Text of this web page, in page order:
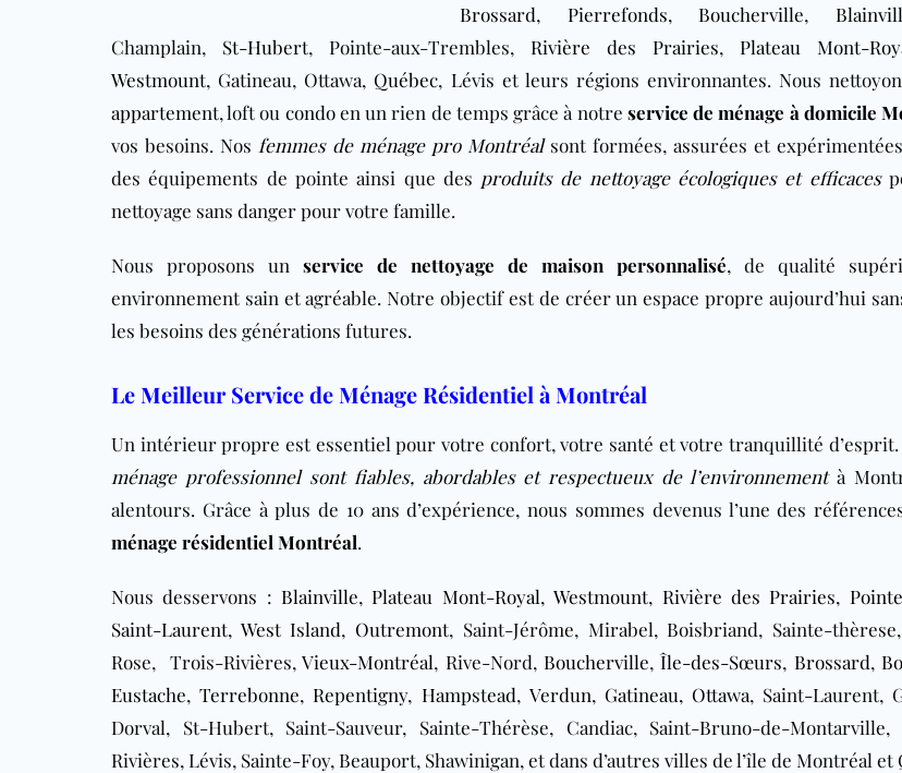
Brossard, Pierrefonds, Boucherville,
Champlain, St-Hubert, Pointe-aux-Trembles, Rivière des Prairies, Plateau Mont-
Westmount, Gatineau, Ottawa, Québec, Lévis et leurs régions environnantes. Nous
appartement, loft ou condoen un rien de temps grâce à notre service de ménage à domicile
vos besoins. Nos femmes de ménage pro Montréalsont formées, assurées et
des équipements de pointe ainsi que des produits de nettoyage écologiques et efficaces
nettoyage sans danger pour votre famille.
Nous proposons unservice de nettoyage de maison personnalisé, de qualité
environnement sain et agréable. Notre objectif est de créer un espace propre aujourd’hui
les besoins des générations futures.
Le Meilleur Service de Ménage Résidentiel à Montréal
Un intérieur propre est essentiel pour votre confort, votre santé et votre tranquillité d’esprit.
ménage professionnel sont fiables, abordables et respectueux de l’environnementà
alentours. Grâce à plus de 10 ans d’expérience, nous sommes devenus l’une des
ménage résidentiel Montréal.
Nous desservons : Blainville, Plateau Mont-Royal,Westmount, Rivière des Prairies,
Saint-Laurent, West Island, Outremont, Saint-Jérôme, Mirabel, Boisbriand, Sainte-
Rose, Trois-Rivières,Vieux-Montréal, Rive-Nord, Boucherville,Île-des-Sœurs, Brossard,
Eustache,Terrebonne, Repentigny, Hampstead, Verdun, Gatineau, Ottawa, Saint-Laurent,
Dorval, St-Hubert, Saint-Sauveur, Sainte-Thérèse, Candiac, Saint-Bruno-de-
Rivières, Lévis, Sainte-Foy, Beauport, Shawinigan, et dans d’autres villes de l’île de Montréal et